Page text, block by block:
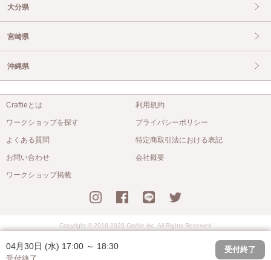
04月30日 (水) 17:00 ～ 18:30 受付終了
大分県
宮崎県
沖縄県
Craftieとは
ワークショップを探す
よくある質問
お問い合わせ
ワークショップ掲載
利用規約
プライバシーポリシー
特定商取引法における表記
会社概要
Copyright © 2016-2026 Craftie inc. All Rights Reserved